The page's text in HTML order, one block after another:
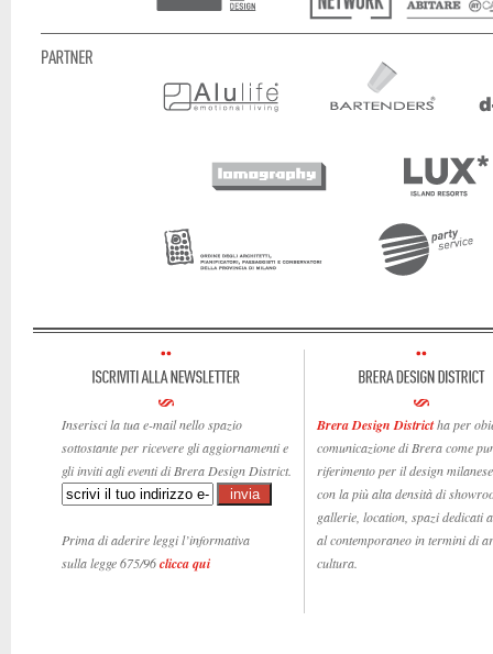
Inserisci la tua e-mail nello spazio
sottostante per ricevere gli aggiornamenti e
gli inviti agli eventi di Brera Design District.
Prima di aderire leggi l’informativa
sulla legge 675/96clicca qui
Brera Design Districtha per
comunicazione di Brera come
riferimento per il design
con la più alta densità di
gallerie, location, spazi dedicati
al contemporaneo in termini di
cultura.